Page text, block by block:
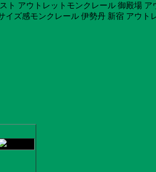
アウトレットモンクレール 御殿場
ズ感モンクレール 伊勢丹 新宿 アウト